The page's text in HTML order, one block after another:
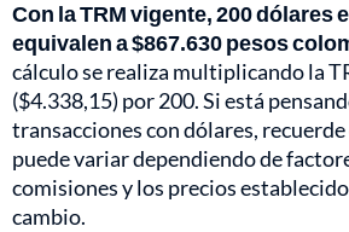
Con la TRM vigente, 200 dólares
equivalen a $867.630 pesos
cálculo se realiza multiplicando la
($4.338,15) por 200. Si está
transacciones con dólares,
puede variar dependiendo de
comisiones y los precios
cambio.